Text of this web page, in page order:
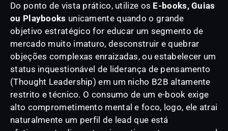
Do ponto de vista prático, utilize os E-books, Guias
ou Playbooks unicamente quando o grande
objetivo estratégico for educar um segmento de
mercado muito imaturo, desconstruir e quebrar
objeções complexas enraizadas, ou estabelecer um
status inquestionável de liderança de pensamento
(Thought Leadership) em um nicho B2B altamente
restrito e técnico. O consumo de um e-book exige
alto comprometimento mental e foco, logo, ele atrai
naturalmente um perfil de lead que está